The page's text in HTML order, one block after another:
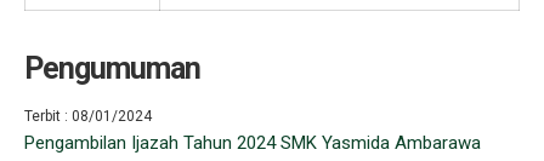
Pengumuman
Terbit : 08/01/2024
Pengambilan Ijazah Tahun 2024 SMK Yasmida Ambarawa